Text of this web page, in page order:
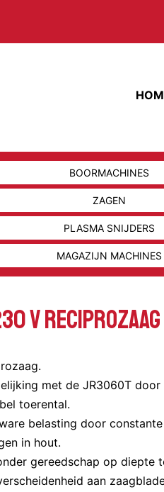
BOORMACHINES
ZAGEN
PLASMA SNIJDERS
MAGAZIJN MACHINES
V Reciprozaag
met de JR3060T door
toerental.
belasting door
in hout.
gereedschap op diepte
aan